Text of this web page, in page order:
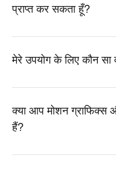
प्राप्त कर सकता हूँ?
मेरे उपयोग के लिए कौन सा
क्‍या आप मोशन ग्राफिक्स
हैं?